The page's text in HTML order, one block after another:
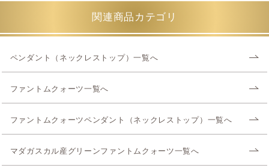
関連商品カテゴリ
ペンダント（ネックレストップ）一覧へ
ファントムクォーツ一覧へ
ファントムクォーツペンダント（ネックレストップ）一覧へ
マダガスカル産グリーンファントムクォーツ一覧へ